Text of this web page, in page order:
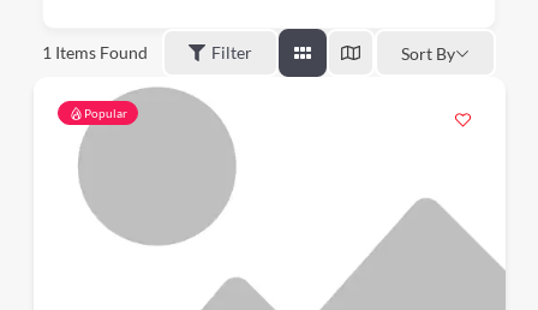
1 Items Found Filter Sort By
Popular